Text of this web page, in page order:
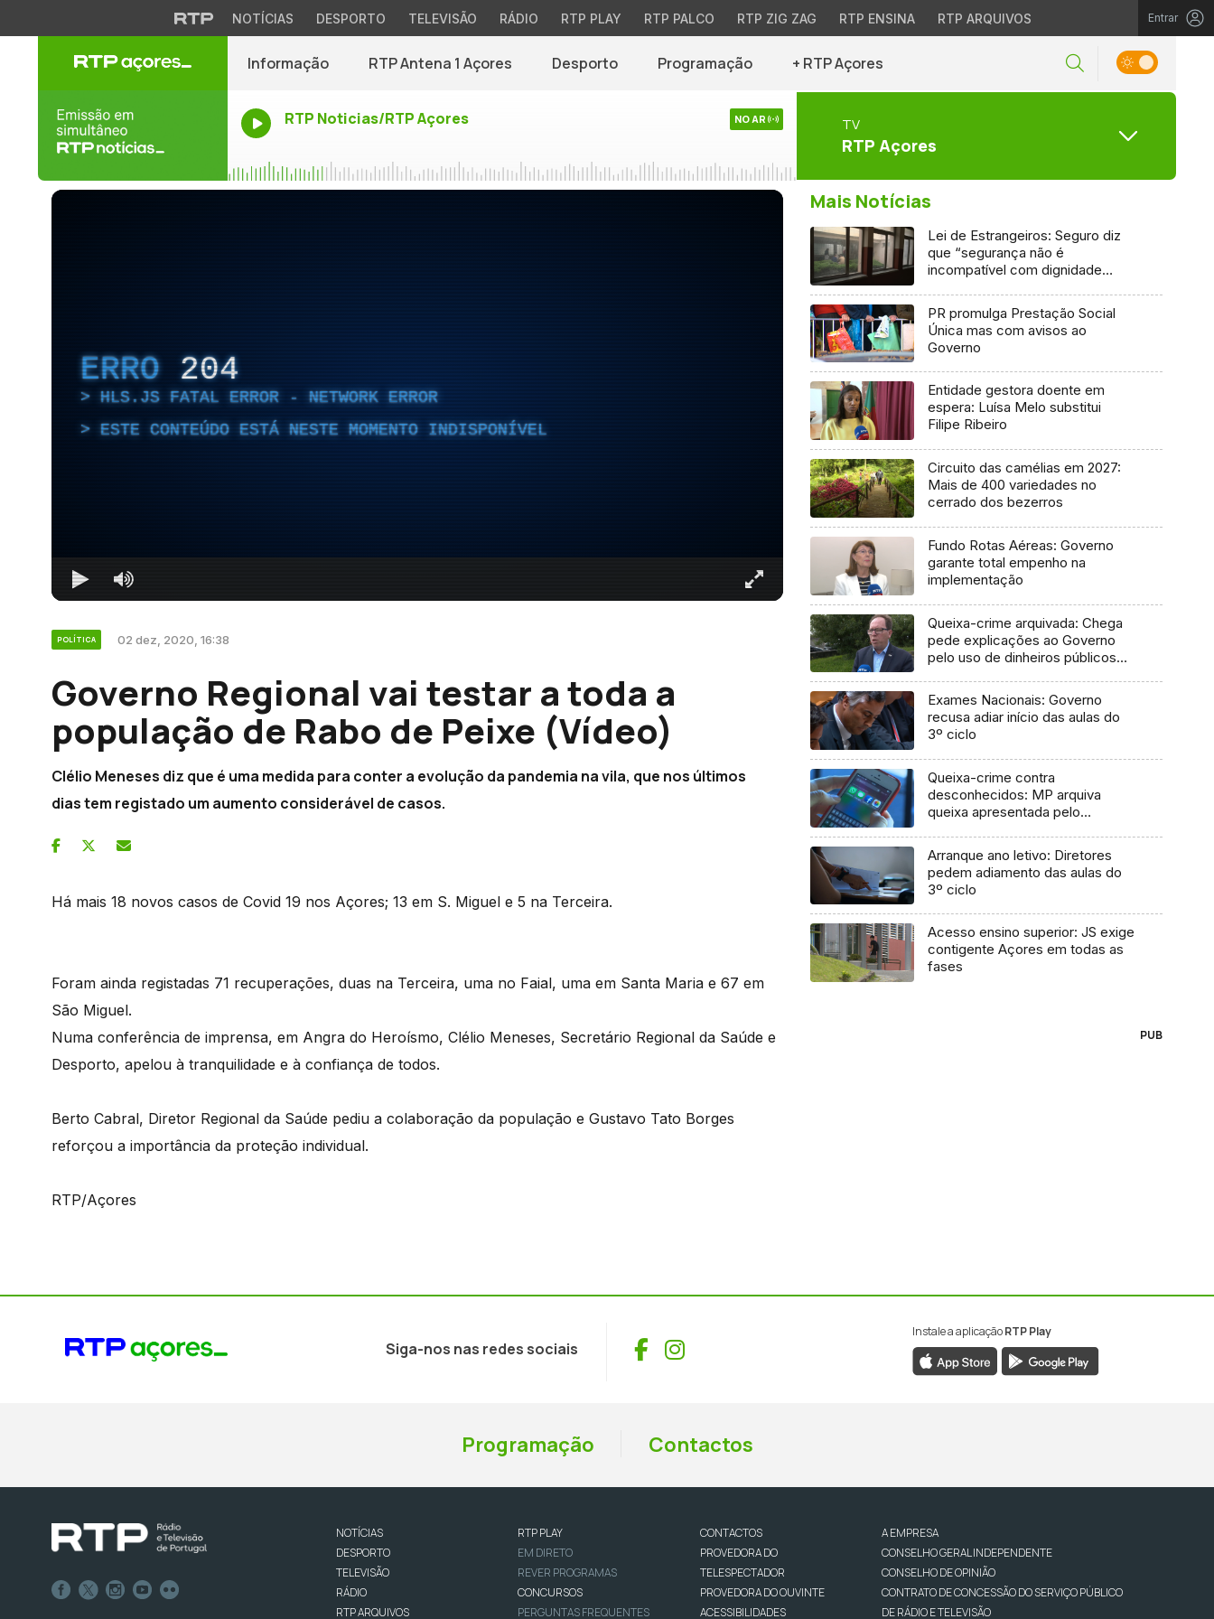
NOTÍCIAS DESPORTO TELEVISÃO RÁDIO RTP PLAY RTP PALCO RTP ZIG ZAG RTP ENSINA RTP ARQUIVOS Entrar
Informação RTP Antena 1 Açores Desporto Programação + RTP Açores
RTP Noticias/RTP Açores NO AR TV
RTP Açores
ERRO 204
HLS.JS FATAL ERROR - NETWORK ERROR
ESTE CONTEÚDO ESTÁ NESTE MOMENTO INDISPONÍVEL
POLÍTICA 02 dez, 2020, 16:38
Governo Regional vai testar a toda a
população de Rabo de Peixe (Vídeo)
Clélio Meneses diz que é uma medida para conter a evolução da pandemia na vila, que nos últimos
dias tem registado um aumento considerável de casos.
Há mais 18 novos casos de Covid 19 nos Açores; 13 em S. Miguel e 5 na Terceira.
Foram ainda registadas 71 recuperações, duas na Terceira, uma no Faial, uma em Santa Maria e 67 em
São Miguel.
Numa conferência de imprensa, em Angra do Heroísmo, Clélio Meneses, Secretário Regional da Saúde e
Desporto, apelou à tranquilidade e à confiança de todos.
Berto Cabral, Diretor Regional da Saúde pediu a colaboração da população e Gustavo Tato Borges
reforçou a importância da proteção individual.
RTP/Açores
Mais Notícias
Lei de Estrangeiros: Seguro diz
que “segurança não é
incompatível com dignidade
PR promulga Prestação Social
Única mas com avisos ao
Governo
Entidade gestora doente em
espera: Luísa Melo substitui
Filipe Ribeiro
Circuito das camélias em 2027:
Mais de 400 variedades no
cerrado dos bezerros
Fundo Rotas Aéreas: Governo
garante total empenho na
implementação
Queixa-crime arquivada: Chega
pede explicações ao Governo
pelo uso de dinheiros públicos
Exames Nacionais: Governo
recusa adiar início das aulas do
3º ciclo
Queixa-crime contra
desconhecidos: MP arquiva
queixa apresentada pelo
Arranque ano letivo: Diretores
pedem adiamento das aulas do
3º ciclo
Acesso ensino superior: JS exige
contigente Açores em todas as
fases
PUB
Siga-nos nas redes sociais Facebook
Instagram
Instale a aplicaçãoRTP Play
Programação Contactos
NOTÍCIAS
DESPORTO
TELEVISÃO
RÁDIO
RTP ARQUIVOS
RTP PLAY
EM DIRETO
REVER PROGRAMAS
CONCURSOS
PERGUNTAS FREQUENTES
CONTACTOS
PROVEDORA DO
TELESPECTADOR
PROVEDORA DO OUVINTE
ACESSIBILIDADES
A EMPRESA
CONSELHO GERAL INDEPENDENTE
CONSELHO DE OPINIÃO
CONTRATO DE CONCESSÃO DO SERVIÇO PÚBLICO
DE RÁDIO E TELEVISÃO